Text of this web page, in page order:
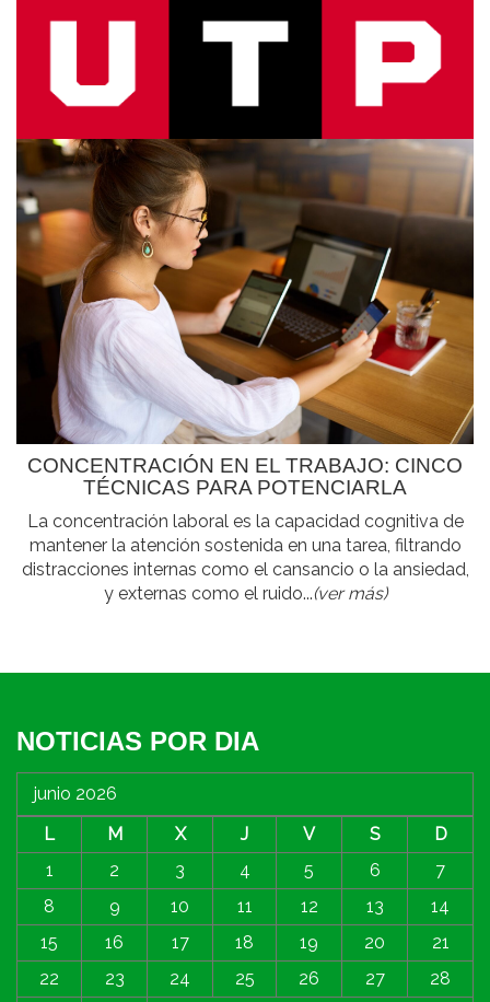
CONCENTRACIÓN EN EL TRABAJO: CINCO
TÉCNICAS PARA POTENCIARLA
La concentración laboral es la capacidad cognitiva de
mantener la atención sostenida en una tarea, filtrando
distracciones internas como el cansancio o la ansiedad,
y externas como el ruido...(ver más)
NOTICIAS POR DIA
junio 2026
L
M X J V S
D
1
2 3 4 5 6
7
8
9 10 11 12 13
14
15
16 17 18 19 20
21
22
23 24 25 26 27
28